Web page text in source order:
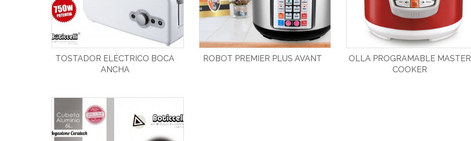
TOSTADOR ELÉCTRICO BOCA
ANCHA
ROBOT PREMIER PLUS AVANT
OLLA PROGRAMABLE MASTER
COOKER